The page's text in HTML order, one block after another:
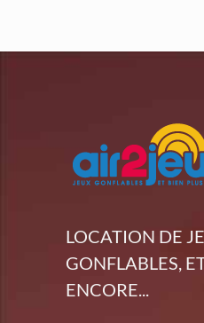
LOCATION DE
GONFLABLES,
ENCORE...